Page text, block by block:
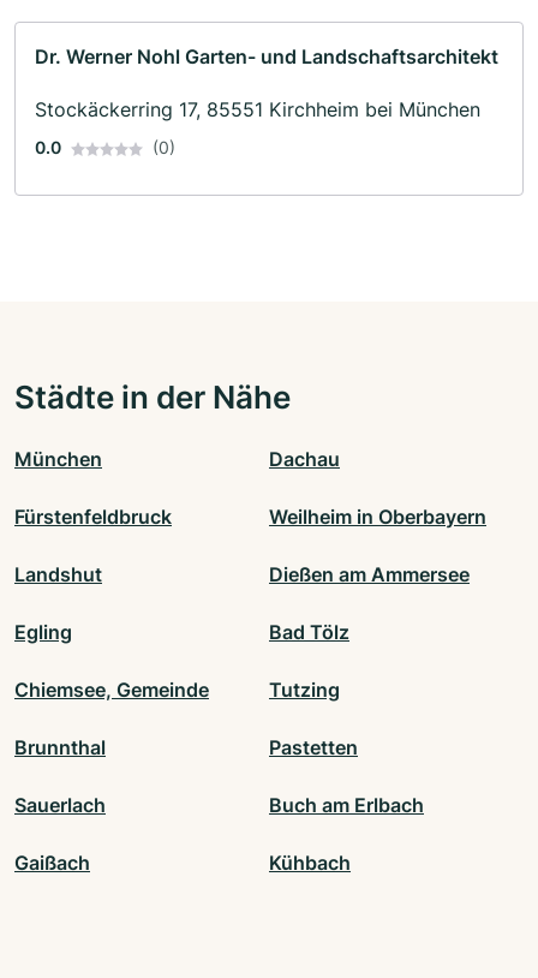
Dr. Werner Nohl Garten- und Landschaftsarchitekt
Stockäckerring 17, 85551 Kirchheim bei München
0.0 (0)
Städte in der Nähe
München Dachau
Fürstenfeldbruck Weilheim in Oberbayern
Landshut Dießen am Ammersee
Egling Bad Tölz
Chiemsee, Gemeinde Tutzing
Brunnthal Pastetten
Sauerlach Buch am Erlbach
Gaißach Kühbach